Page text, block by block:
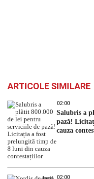
ARTICOLE SIMILARE
02:00
Salubris a
pază!
cauza
02:00